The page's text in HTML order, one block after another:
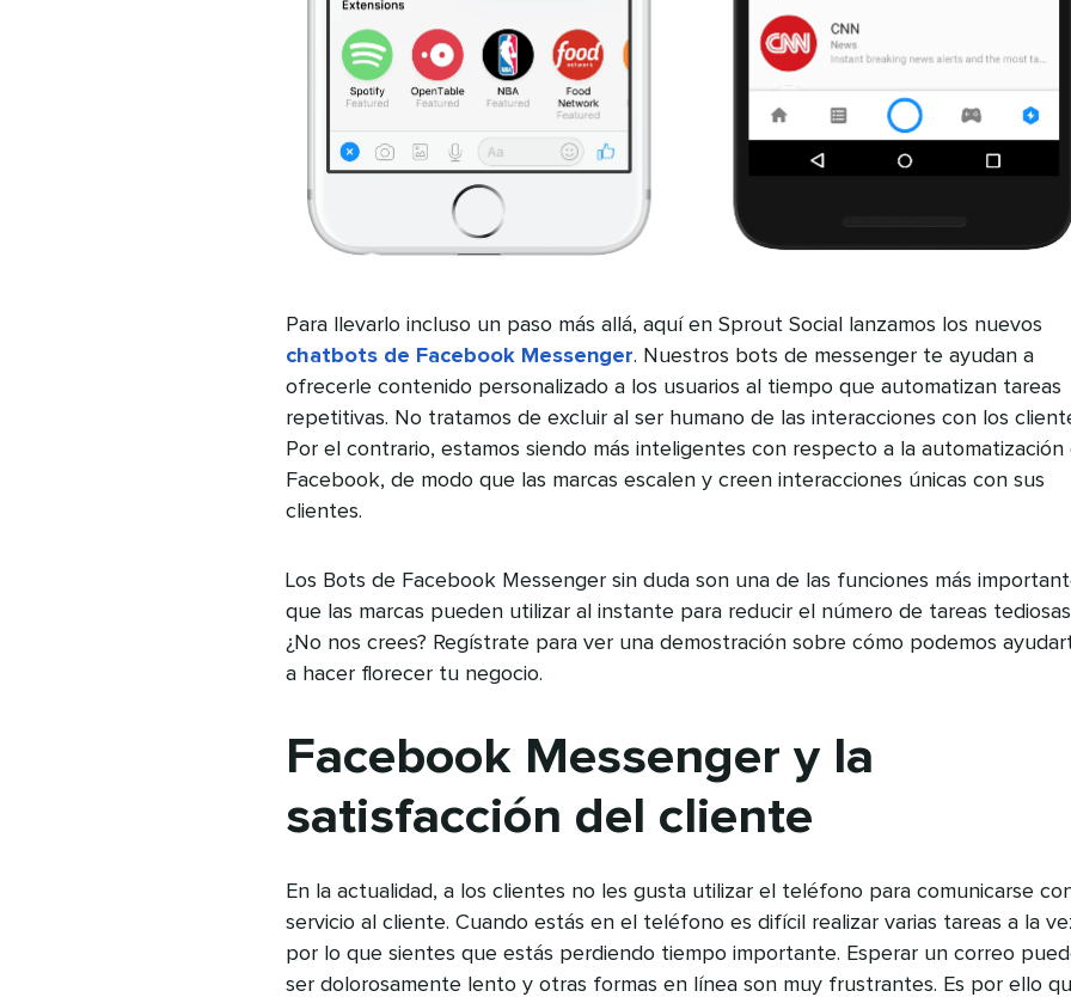
Para llevarlo incluso un paso más allá, aquí en Sprout Social lanzamos los nuevos
chatbots de Facebook Messenger. Nuestros bots de messenger te ayudan a
ofrecerle contenido personalizado a los usuarios al tiempo que automatizan tareas
repetitivas. No tratamos de excluir al ser humano de las interacciones con los
Por el contrario, estamos siendo más inteligentes con respecto a la automatización
Facebook, de modo que las marcas escalen y creen interacciones únicas con sus
clientes.
Los Bots de Facebook Messenger sin duda son una de las funciones más
que las marcas pueden utilizar al instante para reducir el número de tareas
¿No nos crees? Regístrate para ver una demostración sobre cómo podemos
a hacer florecer tu negocio.
Facebook Messenger y la
satisfacción del cliente
En la actualidad, a los clientes no les gusta utilizar el teléfono para comunicarse
servicio al cliente. Cuando estás en el teléfono es difícil realizar varias tareas a la
por lo que sientes que estás perdiendo tiempo importante. Esperar un correo
ser dolorosamente lento y otras formas en línea son muy frustrantes. Es por ello